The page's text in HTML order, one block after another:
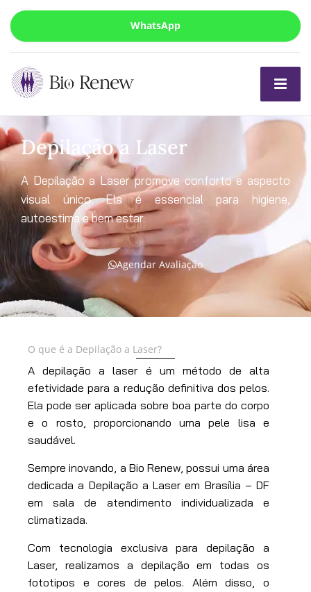
WhatsApp
Depilação a Laser
A Depilação a Laser promove conforto e aspecto
visual único. Ela é essencial para higiene,
autoestima e bem estar.
Agendar Avaliação
O que é a Depilação a Laser?
A depilação a laser é um método de alta
efetividade para a redução definitiva dos pelos.
Ela pode ser aplicada sobre boa parte do corpo
e o rosto, proporcionando uma pele lisa e
saudável.
Sempre inovando, a Bio Renew, possui uma área
dedicada a Depilação a Laser em Brasília – DF
em sala de atendimento individualizada e
climatizada.
Com tecnologia exclusiva para depilação a
Laser, realizamos a depilação em todas os
fototipos e cores de pelos. Além disso, o